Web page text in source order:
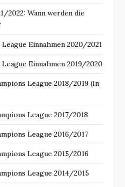
2022: Wann werden die
Einnahmen 2020/2021
Einnahmen 2019/2020
League 2018/2019 (In
League 2017/2018
League 2016/2017
League 2015/2016
League 2014/2015